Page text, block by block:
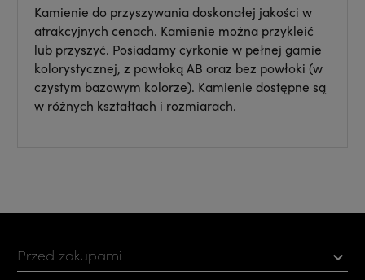
Kamienie do przyszywania doskonałej jakości w
atrakcyjnych cenach. Kamienie można przykleić
lub przyszyć. Posiadamy cyrkonie w pełnej gamie
kolorystycznej, z powłoką AB oraz bez powłoki (w
czystym bazowym kolorze). Kamienie dostępne są
w różnych kształtach i rozmiarach.
Przed zakupami 